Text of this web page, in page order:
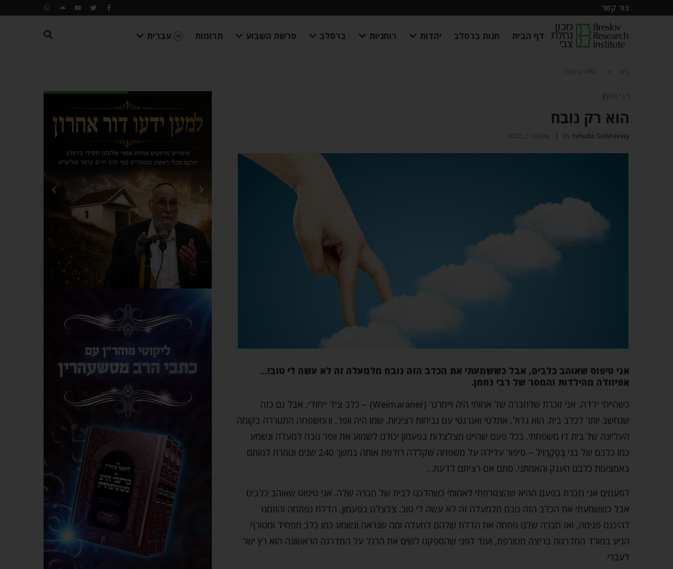
צור קשר
דף הבית חנות ברסלב יהדות רוחניות ברסלב פרשת השבוע תרומות עברית
בית הוא רק נובח
רבי נחמן
הוא רק נובח
By Yehudis Golshevsky אוקטובר 2, 2022
אני טיפוס שאוהב כלבים, אבל כששמעתי את הכלב הזה נובח מלמעלה זה לא עשה לי טוב!…
אפיזודה מהילדות והמסר של רבי נחמן.
כשהייתי ילדה, אני זוכרת שלחברה של אחותי היה ויימרנר (Weimaraner) – כלב ציד ייחודי, אבל גם כזה
שנחשב יותר לכלב בית. הוא גדול, אתלטי ואנרגטי עם נביחות רציניות. שמו היה וופר, והמשפחה התגוררה בקומה
העליונה של בית דו משפחתי. בכל פעם שהיינו מצלצלות בפעמון יכולנו לשמוע את וופר נובח למעלה ונשמע
כמו כלבם של בני בַּסְקֶרְוִיל – סיפור עלילה על משפחה שקללה רודפת אותה במשך 240 שנים וגומרת למותם
באמצעות כלבם הענק והאמתני. סתם אם רציתם לדעת…
לפעמים אני נזכרת בפעם ההיא שהצטרפתי לאחותי כשהלכנו לבית של חברה שלה. אני טיפוס שאוהב כלבים
אבל כששמעתי את הכלב הזה נובח מלמעלה זה לא עשה לי טוב. צלצלנו בפעמון, הדלת נפתחה והוזמנו
להיכנס פנימה, ואז חברה שלנו פתחה את הדלת שלהם למעלה ומה שנראה ונשמע כמו כלב מפחיד ומטורף
הגיע במורד המדרגות בריצה מטורפת, ועוד לפני שהספקנו לשים את הרגל על המדרגה הראשונה הוא רץ ישר
לעברי.